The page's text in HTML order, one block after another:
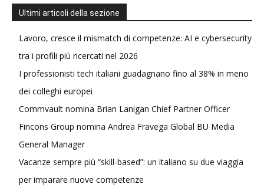
Ultimi articoli della sezione
Lavoro, cresce il mismatch di competenze: AI e cybersecurity
tra i profili più ricercati nel 2026
I professionisti tech italiani guadagnano fino al 38% in meno
dei colleghi europei
Commvault nomina Brian Lanigan Chief Partner Officer
Fincons Group nomina Andrea Fravega Global BU Media
General Manager
Vacanze sempre più “skill-based”: un italiano su due viaggia
per imparare nuove competenze